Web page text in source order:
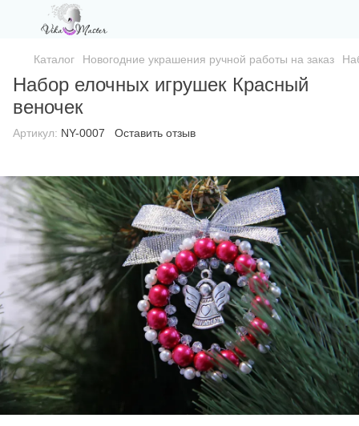
Каталог Новогодние украшения ручной работы на заказ
Набор елочных игрушек Красный
веночек
Артикул: NY-0007 Оставить отзыв